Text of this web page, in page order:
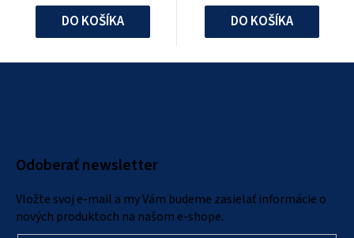
DO KOŠÍKA DO KOŠÍKA
Odoberať newsletter
Vložte svoj e-mail a my Vám budeme zasielať informácie o
nových produktoch na našom e-shope.